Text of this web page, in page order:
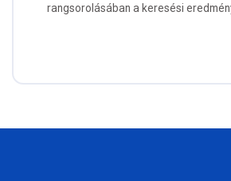
rangsorolásában a keresési